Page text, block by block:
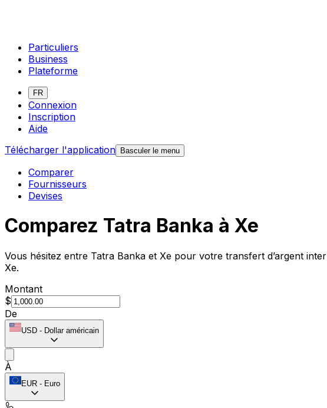
Particuliers
Business
Plateforme
FR
Connexion
Inscription
Aide
Télécharger l'application Basculer le menu
Comparer
Fournisseurs
Devises
Comparez Tatra Banka à Xe
Vous hésitez entre Tatra Banka et Xe pour votre transfert d’argent
Xe.
Montant
$
De
USD - Dollar américain
À
EUR - Euro